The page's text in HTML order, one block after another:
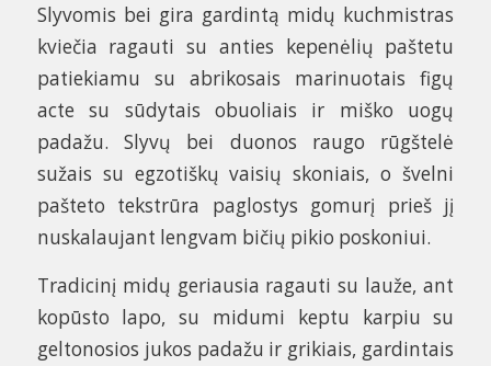
Slyvomis bei gira gardintą midų kuchmistras
kviečia ragauti su anties kepenėlių paštetu
patiekiamu su abrikosais marinuotais figų
acte su sūdytais obuoliais ir miško uogų
padažu. Slyvų bei duonos raugo rūgštelė
sužais su egzotiškų vaisių skoniais, o švelni
pašteto tekstrūra paglostys gomurį prieš jį
nuskalaujant lengvam bičių pikio poskoniui.
Tradicinį midų geriausia ragauti su lauže, ant
kopūsto lapo, su midumi keptu karpiu su
geltonosios jukos padažu ir grikiais, gardintais